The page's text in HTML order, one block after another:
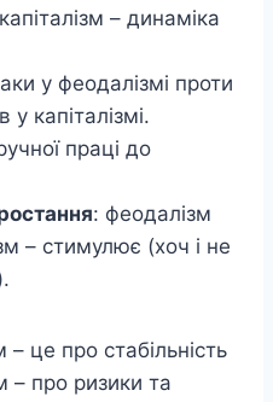
– динаміка
у феодалізмі проти
у капіталізмі.
праці до
: феодалізм
– стимулює (хоч і не
– це про стабільність
– про ризики та